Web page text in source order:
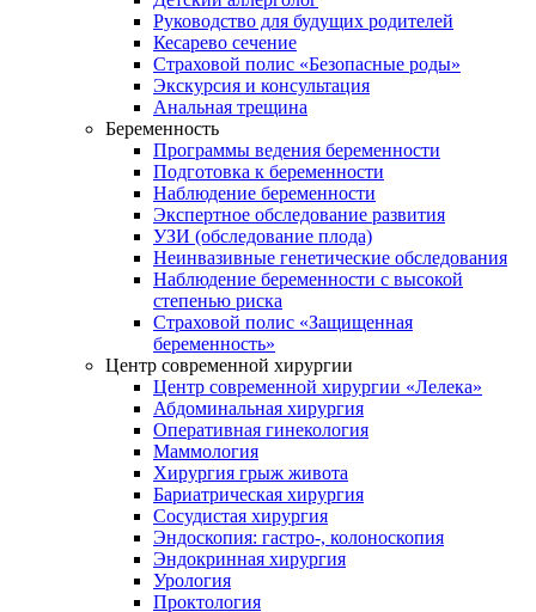
Руководство для будущих родителей
Кесарево сечение
Страховой полис «Безопасные роды»
Экскурсия и консультация
Анальная трещина
Беременность
Программы ведения беременности
Подготовка к беременности
Наблюдение беременности
Экспертное обследование развития
УЗИ (обследование плода)
Неинвазивные генетические обследования
Наблюдение беременности с высокой
степенью риска
Страховой полис «Защищенная
беременность»
Центр современной хирургии
Центр современной хирургии «Лелека»
Абдоминальная хирургия
Оперативная гинекология
Маммология
Хирургия грыж живота
Бариатрическая хирургия
Сосудистая хирургия
Эндоскопия: гастро-, колоноскопия
Эндокринная хирургия
Урология
Проктология